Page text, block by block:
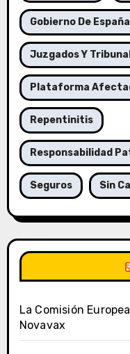
Gobierno De España
Juzgados Y
Plataforma
Repentinitis
Responsabilidad
Seguros Sin
La Comisión
Novavax